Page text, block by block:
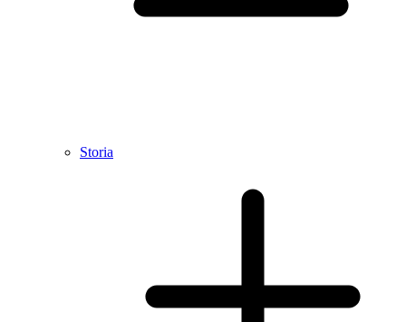
Storia